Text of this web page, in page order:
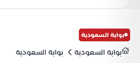
بوابة السعودية
بوابة السعودية بوابة السعودية